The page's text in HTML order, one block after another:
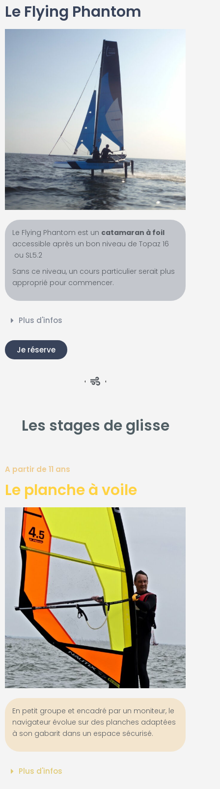
Le Flying Phantom
Le Flying Phantom est un catamaran à foil
accessible après un bon niveau de Topaz 16
ou SL5.2
Sans ce niveau, un cours particulier serait plus
approprié pour commencer.
Plus d'infos
Je réserve
Les stages de glisse
A partir de 11 ans
Le planche à voile
En petit groupe et encadré par un moniteur, le
navigateur évolue sur des planches adaptées
à son gabarit dans un espace sécurisé.
Plus d'infos